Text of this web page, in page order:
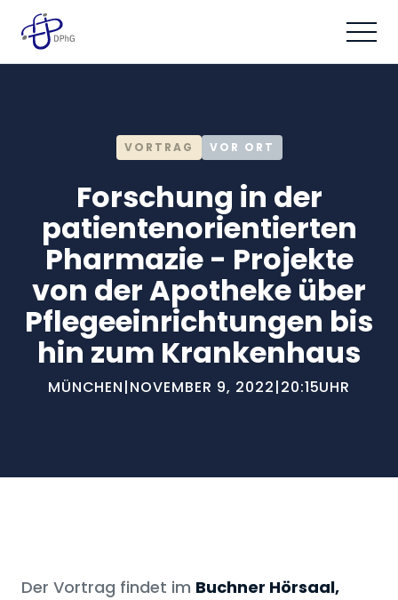
VORTRAG VOR ORT
Forschung in der
patientenorientierten
Pharmazie - Projekte
von der Apotheke über
Pflegeeinrichtungen bis
hin zum Krankenhaus
MÜNCHEN|NOVEMBER 9, 2022|20:15UHR
Der Vortrag findet im Buchner Hörsaal,